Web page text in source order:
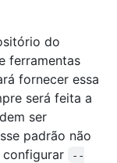
do
ferramentas
fornecer essa
será feita a
ser
padrão não
configurar
--